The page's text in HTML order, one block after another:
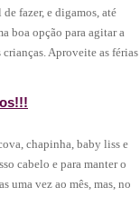
fazer, e digamos, até
boa opção para agitar a
Aproveite as férias
chapinha, baby liss e
cabelo e para manter o
uma vez ao mês, mas, no